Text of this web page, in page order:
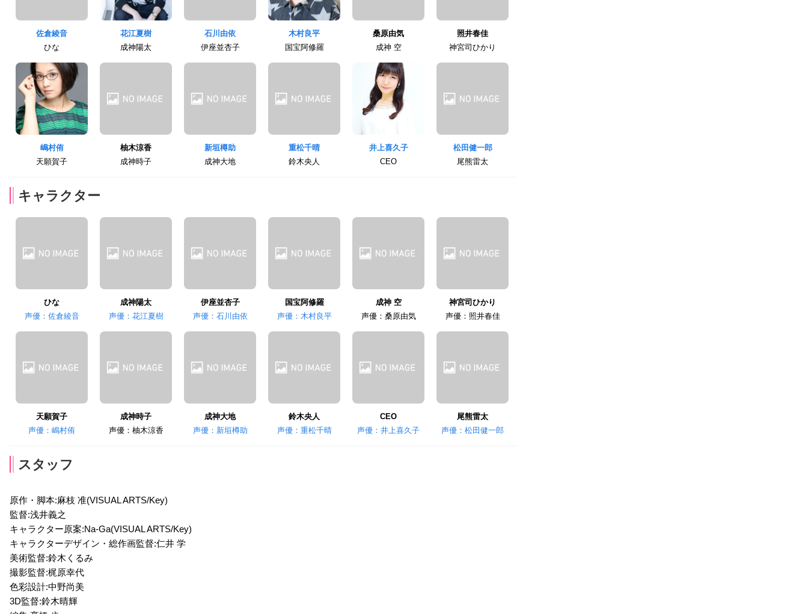
佐倉綾音
ひな
花江夏樹
成神陽太
石川由依
伊座並杏子
木村良平
国宝阿修羅
桑原由気
成神 空
照井春佳
神宮司ひかり
嶋村侑
天願賀子
柚木涼香
成神時子
新垣樽助
成神大地
重松千晴
鈴木央人
井上喜久子
CEO
松田健一郎
尾熊雷太
キャラクター
ひな
声優：佐倉綾音
成神陽太
声優：花江夏樹
伊座並杏子
声優：石川由依
国宝阿修羅
声優：木村良平
成神 空
声優：桑原由気
神宮司ひかり
声優：照井春佳
天願賀子
声優：嶋村侑
成神時子
声優：柚木涼香
成神大地
声優：新垣樽助
鈴木央人
声優：重松千晴
CEO
声優：井上喜久子
尾熊雷太
声優：松田健一郎
スタッフ
原作・脚本:麻枝 准(VISUAL ARTS/Key)
監督:浅井義之
キャラクター原案:Na-Ga(VISUAL ARTS/Key)
キャラクターデザイン・総作画監督:仁井 学
美術監督:鈴木くるみ
撮影監督:梶原幸代
色彩設計:中野尚美
3D監督:鈴木晴輝